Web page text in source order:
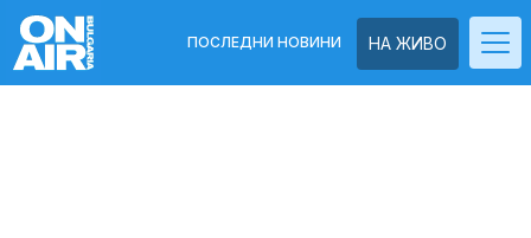
НА ЖИВО
ПОСЛЕДНИ НОВИНИ